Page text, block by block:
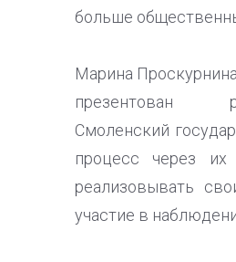
больше
Марина
презентован
Смоленский
процесс через
реализовывать
участие в